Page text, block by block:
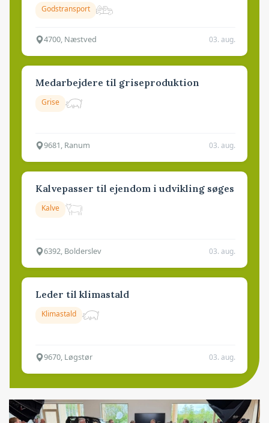
Godstransport
4700, Næstved 03. aug.
Medarbejdere til griseproduktion
Grise
9681, Ranum 03. aug.
Kalvepasser til ejendom i udvikling søges
Kalve
6392, Bolderslev 03. aug.
Leder til klimastald
Klimastald
9670, Løgstør 03. aug.